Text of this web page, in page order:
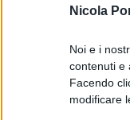
Nicola
Noi e i
contenuti e
Facendo
modificare